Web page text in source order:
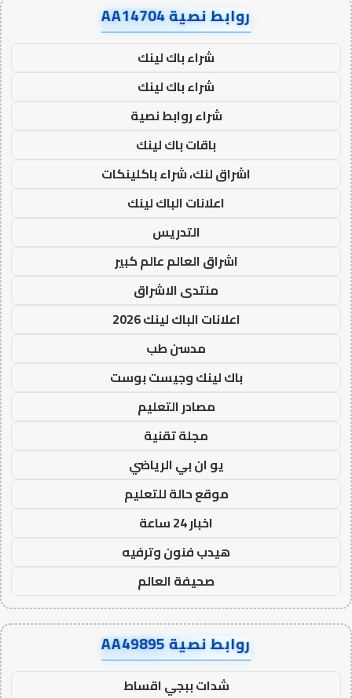
روابط نصية AA14704
شراء باك لينك
شراء باك لينك
شراء روابط نصية
باقات باك لينك
اشراق لنك، شراء باكلينكات
اعلانات الباك لينك
التدريس
اشراق العالم عالم كبير
منتدى الاشراق
اعلانات الباك لينك 2026
مدسن طب
باك لينك وجيست بوست
مصادر التعليم
مجلة تقنية
يو ان بي الرياضي
موقع حالة للتعليم
اخبار 24 ساعة
هيدب فنون وترفيه
صحيفة العالم
روابط نصية AA49895
شدات ببجي اقساط